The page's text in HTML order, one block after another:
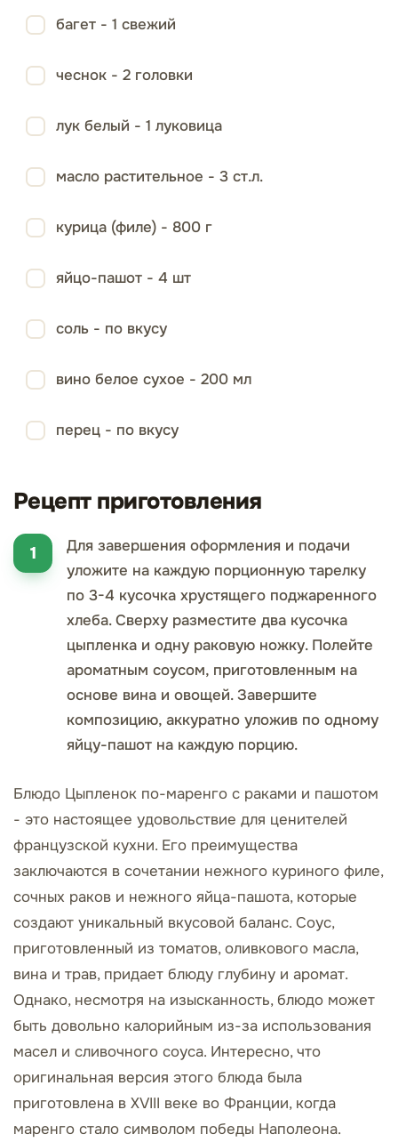
багет - 1 свежий
чеснок - 2 головки
лук белый - 1 луковица
масло растительное - 3 ст.л.
курица (филе) - 800 г
яйцо-пашот - 4 шт
соль - по вкусу
вино белое сухое - 200 мл
перец - по вкусу
Рецепт приготовления
Для завершения оформления и подачи
уложите на каждую порционную тарелку
по 3-4 кусочка хрустящего поджаренного
хлеба. Сверху разместите два кусочка
цыпленка и одну раковую ножку. Полейте
ароматным соусом, приготовленным на
основе вина и овощей. Завершите
композицию, аккуратно уложив по одному
яйцу-пашот на каждую порцию.
Блюдо Цыпленок по-маренго с раками и пашотом
- это настоящее удовольствие для ценителей
французской кухни. Его преимущества
заключаются в сочетании нежного куриного филе,
сочных раков и нежного яйца-пашота, которые
создают уникальный вкусовой баланс. Соус,
приготовленный из томатов, оливкового масла,
вина и трав, придает блюду глубину и аромат.
Однако, несмотря на изысканность, блюдо может
быть довольно калорийным из-за использования
масел и сливочного соуса. Интересно, что
оригинальная версия этого блюда была
приготовлена в XVIII веке во Франции, когда
маренго стало символом победы Наполеона.